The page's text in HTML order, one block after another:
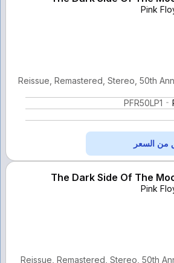
Pink
Reissue, Remastered, Stereo, 50th
PFR50LP1
من السعر
The Dark Side Of The
Pink
Reissue, Remastered, Stereo, 50th